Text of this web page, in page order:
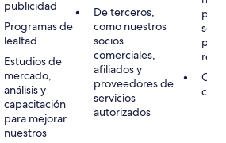
publicidad
Programas de
lealtad
Estudios de
mercado,
análisis y
capacitación
para mejorar
nuestros
De terceros,
como nuestros
socios
comerciales,
afiliados y
proveedores de
servicios
autorizados